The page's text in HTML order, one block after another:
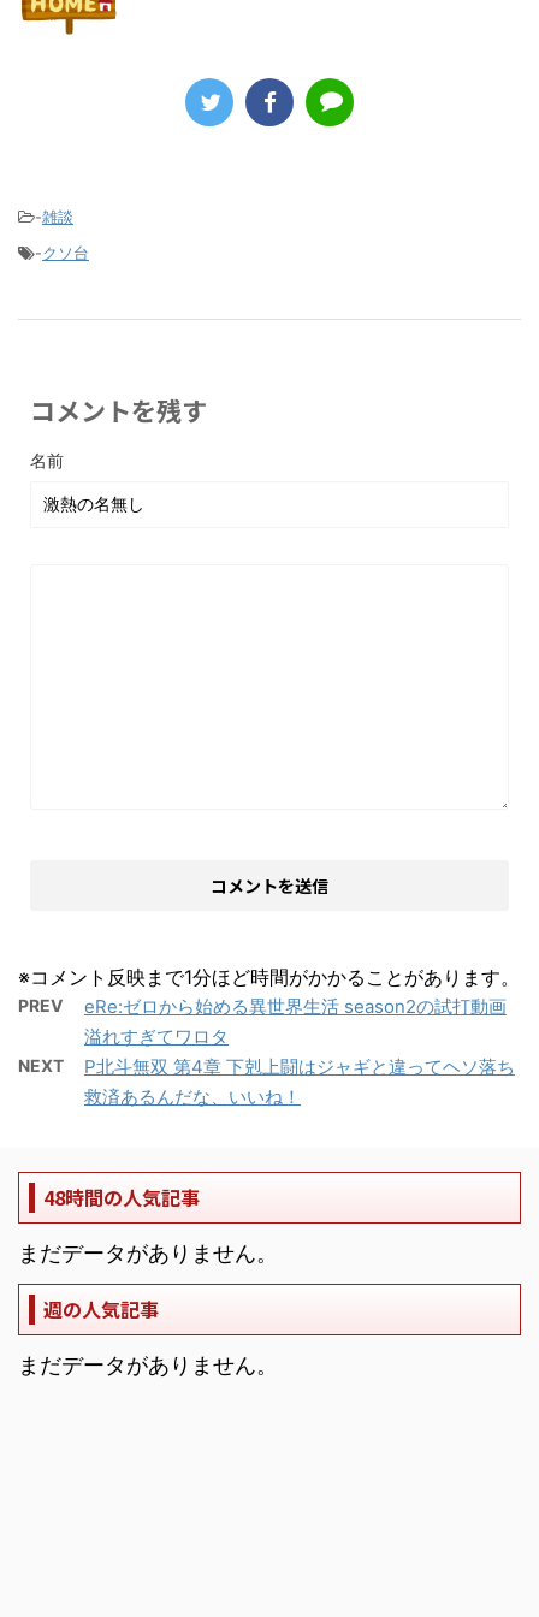
-雑談
-クソ台
コメントを残す
名前
※コメント反映まで1分ほど時間がかかることがあります。
PREV
eRe:ゼロから始める異世界生活 season2の試打動画
溢れすぎてワロタ
NEXT
P北斗無双 第4章 下剋上闘はジャギと違ってヘソ落ち
救済あるんだな、いいね！
48時間の人気記事
まだデータがありません。
週の人気記事
まだデータがありません。